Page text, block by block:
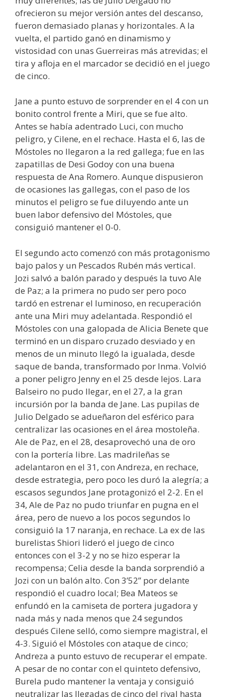
ofrecieron su mejor versión antes del descanso,
fueron demasiado planas y horizontales. A la
vuelta, el partido ganó en dinamismo y
vistosidad con unas Guerreiras más atrevidas; el
tira y afloja en el marcador se decidió en el juego
de cinco.
Jane a punto estuvo de sorprender en el 4 con un
bonito control frente a Miri, que se fue alto.
Antes se había adentrado Luci, con mucho
peligro, y Cilene, en el rechace. Hasta el 6, las de
Móstoles no llegaron a la red gallega; fue en las
zapatillas de Desi Godoy con una buena
respuesta de Ana Romero. Aunque dispusieron
de ocasiones las gallegas, con el paso de los
minutos el peligro se fue diluyendo ante un
buen labor defensivo del Móstoles, que
consiguió mantener el 0-0.
El segundo acto comenzó con más protagonismo
bajo palos y un Pescados Rubén más vertical.
Jozi salvó a balón parado y después la tuvo Ale
de Paz; a la primera no pudo ser pero poco
tardó en estrenar el luminoso, en recuperación
ante una Miri muy adelantada. Respondió el
Móstoles con una galopada de Alicia Benete que
terminó en un disparo cruzado desviado y en
menos de un minuto llegó la igualada, desde
saque de banda, transformado por Inma. Volvió
a poner peligro Jenny en el 25 desde lejos. Lara
Balseiro no pudo llegar, en el 27, a la gran
incursión por la banda de Jane. Las pupilas de
Julio Delgado se adueñaron del esférico para
centralizar las ocasiones en el área mostoleña.
Ale de Paz, en el 28, desaprovechó una de oro
con la portería libre. Las madrileñas se
adelantaron en el 31, con Andreza, en rechace,
desde estrategia, pero poco les duró la alegría; a
escasos segundos Jane protagonizó el 2-2. En el
34, Ale de Paz no pudo triunfar en pugna en el
área, pero de nuevo a los pocos segundos lo
consiguió la 17 naranja, en rechace. La ex de las
burelistas Shiori lideró el juego de cinco
entonces con el 3-2 y no se hizo esperar la
recompensa; Celia desde la banda sorprendió a
Jozi con un balón alto. Con 3’52” por delante
respondió el cuadro local; Bea Mateos se
enfundó en la camiseta de portera jugadora y
nada más y nada menos que 24 segundos
después Cilene selló, como siempre magistral, el
4-3. Siguió el Móstoles con ataque de cinco;
Andreza a punto estuvo de recuperar el empate.
A pesar de no contar con el quinteto defensivo,
Burela pudo mantener la ventaja y consiguió
neutralizar las llegadas de cinco del rival hasta